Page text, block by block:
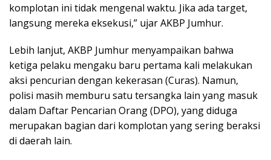
komplotan ini tidak mengenal waktu. Jika ada target,
langsung mereka eksekusi,” ujar AKBP Jumhur.
Lebih lanjut, AKBP Jumhur menyampaikan bahwa
ketiga pelaku mengaku baru pertama kali melakukan
aksi pencurian dengan kekerasan (Curas). Namun,
polisi masih memburu satu tersangka lain yang masuk
dalam Daftar Pencarian Orang (DPO), yang diduga
merupakan bagian dari komplotan yang sering beraksi
di daerah lain.